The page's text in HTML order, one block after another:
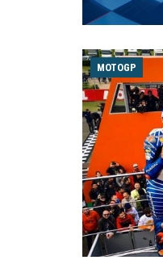
MOTOGP